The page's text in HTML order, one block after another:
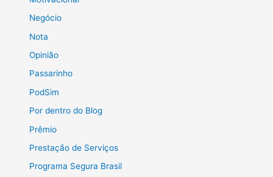
Negócio
Nota
Opinião
Passarinho
PodSim
Por dentro do Blog
Prêmio
Prestação de Serviços
Programa Segura Brasil